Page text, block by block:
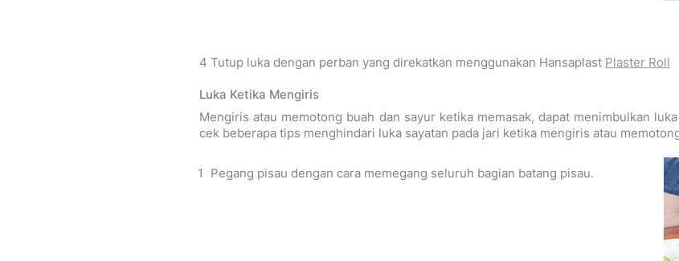
4 Tutup luka dengan perban yang direkatkan menggunakan Hansaplast Plaster Roll
Luka Ketika Mengiris
Mengiris atau memotong buah dan sayur ketika memasak, dapat menimbulkan
cek beberapa tips menghindari luka sayatan pada jari ketika mengiris atau
Pegang pisau dengan cara memegang seluruh bagian batang pisau.